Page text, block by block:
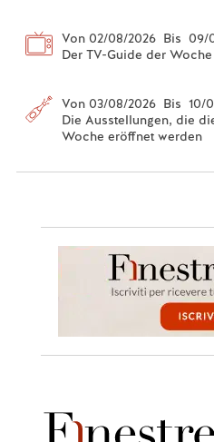
Von 02/08/2026 Bis 09/
Der TV-Guide der Woche
Von 03/08/2026 Bis 10/
Die Ausstellungen, die
Woche eröffnet werden